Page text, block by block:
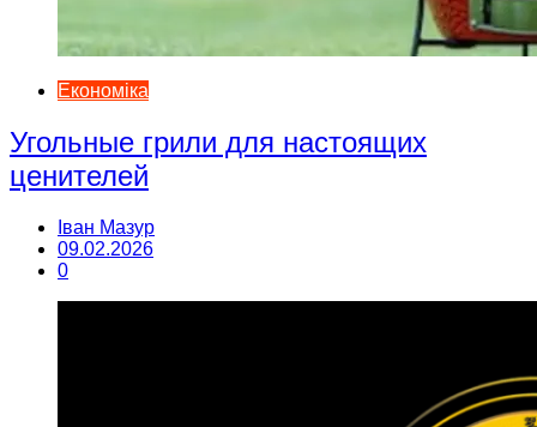
Економіка
Угольные грили для настоящих
ценителей
Іван Мазур
09.02.2026
0